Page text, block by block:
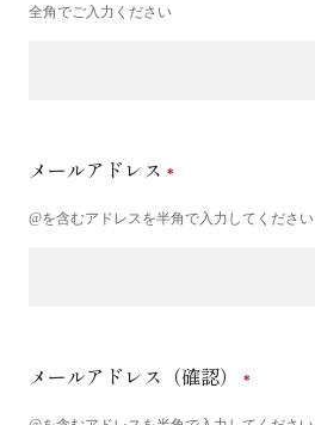
全角でご入力ください
メールアドレス
@を含むアドレスを半角で入力してください
メールアドレス（確認）